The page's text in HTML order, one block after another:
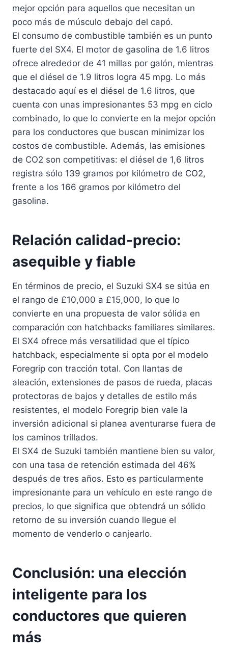
mejor opción para aquellos que necesitan un
poco más de músculo debajo del capó.
El consumo de combustible también es un punto
fuerte del SX4. El motor de gasolina de 1.6 litros
ofrece alrededor de 41 millas por galón, mientras
que el diésel de 1.9 litros logra 45 mpg. Lo más
destacado aquí es el diésel de 1.6 litros, que
cuenta con unas impresionantes 53 mpg en ciclo
combinado, lo que lo convierte en la mejor opción
para los conductores que buscan minimizar los
costos de combustible. Además, las emisiones
de CO2 son competitivas: el diésel de 1,6 litros
registra sólo 139 gramos por kilómetro de CO2,
frente a los 166 gramos por kilómetro del
gasolina.
Relación calidad-precio:
asequible y fiable
En términos de precio, el Suzuki SX4 se sitúa en
el rango de £10,000 a £15,000, lo que lo
convierte en una propuesta de valor sólida en
comparación con hatchbacks familiares similares.
El SX4 ofrece más versatilidad que el típico
hatchback, especialmente si opta por el modelo
Foregrip con tracción total. Con llantas de
aleación, extensiones de pasos de rueda, placas
protectoras de bajos y detalles de estilo más
resistentes, el modelo Foregrip bien vale la
inversión adicional si planea aventurarse fuera de
los caminos trillados.
El SX4 de Suzuki también mantiene bien su valor,
con una tasa de retención estimada del 46%
después de tres años. Esto es particularmente
impresionante para un vehículo en este rango de
precios, lo que significa que obtendrá un sólido
retorno de su inversión cuando llegue el
momento de venderlo o canjearlo.
Conclusión: una elección
inteligente para los
conductores que quieren
más